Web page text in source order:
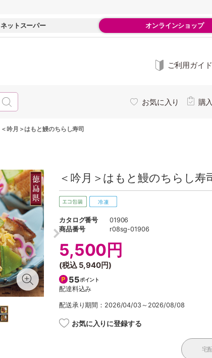
ネットスーパー オンラインショップ
ご利用ガイド
お気に入り 購
＜吟月＞はもと鰻のちらし寿司
＜吟月＞はもと鰻のちらし寿
カタログ番号
01906
商品番号
r08sg-01906
5,500円
(税込 5,940円)
55ポイント
配達料込み
配送承り期間：2026/04/03～2026/08/08
お気に入りに登録する
宅